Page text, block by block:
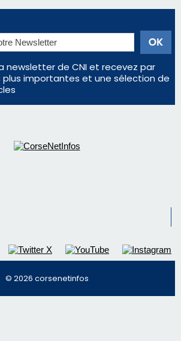
: la Corse aux premières loges
ne reviendra pas avant 2081
: Où s'installer en Corse pour
du spectacle ?
de saison marqué par une
recul dans les restaurants